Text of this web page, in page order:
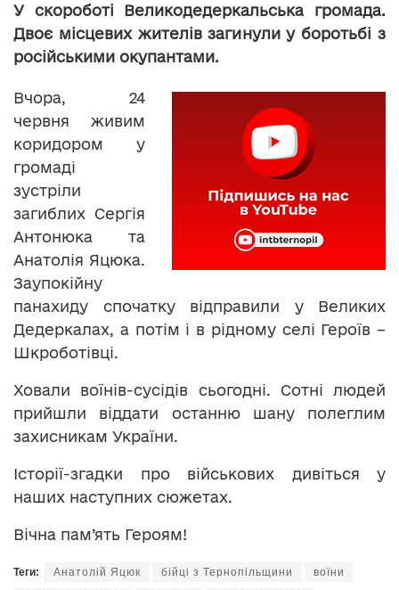
У скороботі Великодедеркальська громада.
Двоє місцевих жителів загинули у боротьбі з
російськими окупантами.
Вчора, 24
червня живим
коридором у
громаді
зустріли
загиблих Сергія
Антонюка та
Анатолія Яцюка.
Заупокійну
панахиду спочатку відправили у Великих
Дедеркалах, а потім і в рідному селі Героїв –
Шкроботівці.
Ховали воїнів-сусідів сьогодні. Сотні людей
прийшли віддати останню шану полеглим
захисникам України.
Історії-згадки про військових дивіться у
наших наступних сюжетах.
Вічна пам’ять Героям!
Теги: Анатолій Яцюк бійці з Тернопільщини воїни